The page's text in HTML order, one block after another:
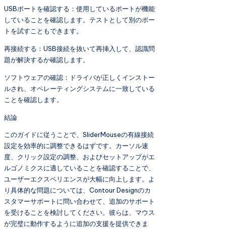
USBポートを確認する：使用しているポートが機能
していることを確認します。テストとして別のポー
トを試すこともできます。
再接続する：USB接続を抜いて再挿入して、認識問
題が解決するか確認します。
ソフトウェアの確認：ドライバが正しくインストー
ルされ、オペレーティングシステムに一致している
ことを確認します。
結論
このガイドに従うことで、SliderMouseの有線接続
設定を効率的に調整できるはずです。カーソル速
度、クリック設定の調整、およびセットアップがエ
ルゴノミクスに適していることを確認することで、
ユーザーエクスペリエンスが大幅に向上します。よ
り具体的な問題については、Contour Designのカ
スタマーサポートに問い合わせて、追加のサポート
を受けることを検討してください。彼らは、マウス
が完璧に動作するように追加の支援を提供できま